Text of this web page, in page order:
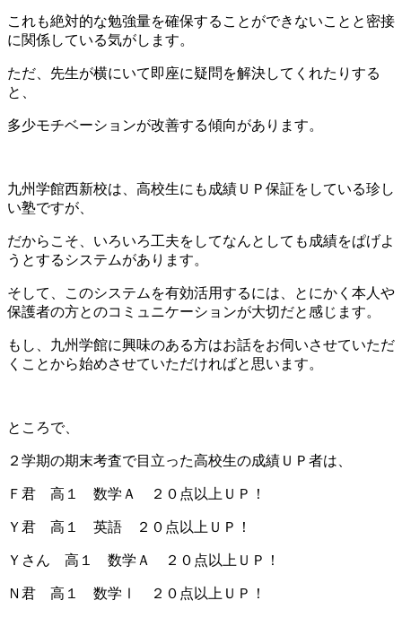
これも絶対的な勉強量を確保することができないことと密接
に関係している気がします。
ただ、先生が横にいて即座に疑問を解決してくれたりする
と、
多少モチベーションが改善する傾向があります。
九州学館西新校は、高校生にも成績ＵＰ保証をしている珍し
い塾ですが、
だからこそ、いろいろ工夫をしてなんとしても成績をぱげよ
うとするシステムがあります。
そして、このシステムを有効活用するには、とにかく本人や
保護者の方とのコミュニケーションが大切だと感じます。
もし、九州学館に興味のある方はお話をお伺いさせていただ
くことから始めさせていただければと思います。
ところで、
２学期の期末考査で目立った高校生の成績ＵＰ者は、
Ｆ君 高１ 数学Ａ ２０点以上ＵＰ！
Ｙ君 高１ 英語 ２０点以上ＵＰ！
Ｙさん 高１ 数学Ａ ２０点以上ＵＰ！
Ｎ君 高１ 数学Ⅰ ２０点以上ＵＰ！